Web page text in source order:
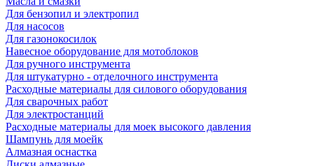
Для бензопил и электропил
Для насосов
Для газонокосилок
Навесное оборудование для мотоблоков
Для ручного инструмента
Для штукатурно - отделочного инструмента
Расходные материалы для силового оборудования
Для сварочных работ
Для электростанций
Расходные материалы для моек высокого давления
Шампунь для моейк
Алмазная оснастка